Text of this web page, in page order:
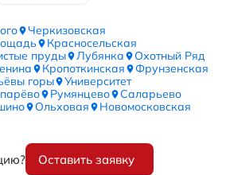
Черкизовская
Красносельская
пруды Лубянка
Охотный Ряд
Кропоткинская
Фрунзенская
горы
Университет
Румянцево
Саларьево
Ольховая
Новомосковская
Оставить заявку